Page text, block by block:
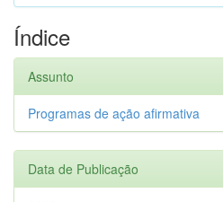
Índice
Assunto
Programas de ação afirmativa
Data de Publicação